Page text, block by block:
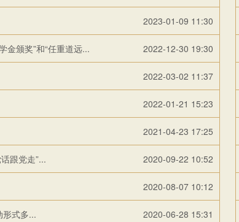
2023-01-09 11:30
金颁奖”和“任重道远... 2022-12-30 19:30
2022-03-02 11:37
2022-01-21 15:23
2021-04-23 17:25
跟党走”... 2020-09-22 10:52
2020-08-07 10:12
形式多... 2020-06-28 15:31